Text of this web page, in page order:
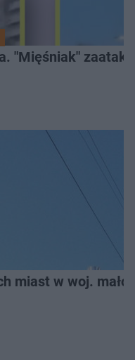
"Mięśniak"
miast w woj.